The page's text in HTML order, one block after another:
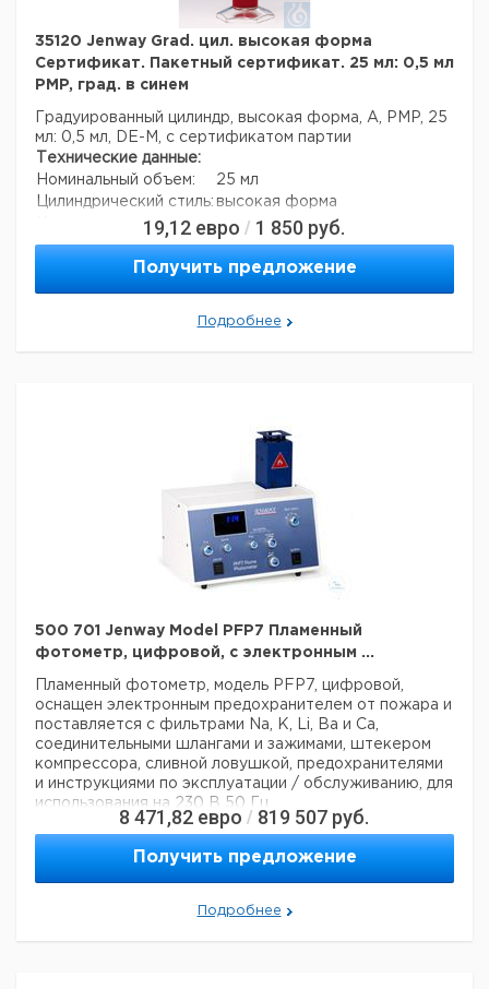
35120 Jenway Grad. цил. высокая форма
Сертификат. Пакетный сертификат. 25 мл: 0,5 мл
PMP, град. в синем
Градуированный цилиндр, высокая форма, A, PMP, 25
мл: 0,5 мл, DE-M, с сертификатом партии
Технические данные:
Номинальный объем:
25 мл
Цилиндрический стиль: высокая форма
Класс точности:
Вес нетто:
31,4 г
стабильность (дни):
1095
отличаться)
19,12 евро / 1 850 руб.
Получить предложение
Подробнее
500 701 Jenway Model PFP7 Пламенный
фотометр, цифровой, с электронным ...
Пламенный фотометр, модель PFP7, цифровой,
оснащен электронным предохранителем от пожара и
поставляется с фильтрами Na, K, Li, Ba и Ca,
соединительными шлангами и зажимами, штекером
компрессора, сливной ловушкой, предохранителями
и инструкциями по эксплуатации / обслуживанию, для
использования на 230 В 50 Гц ,
Технические данные:
Вес нетто:12 кг
Данные для перевозки (реальные данные могут
отличаться)
Страна происхождения:Соединенное Королевство
8 471,82 евро / 819 507 руб.
Получить предложение
Подробнее